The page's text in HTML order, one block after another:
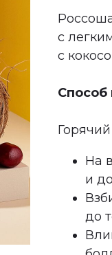
с
с
Способ
На
и
до